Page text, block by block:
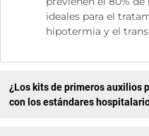
ideales para el
hipotermia y el
¿Los kits de primeros auxilios
con los estándares